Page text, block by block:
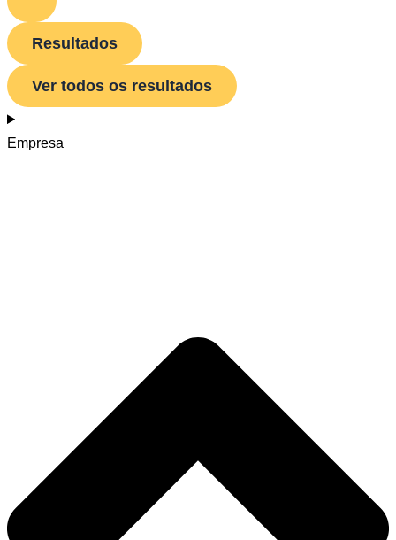
Resultados
Ver todos os resultados
Empresa